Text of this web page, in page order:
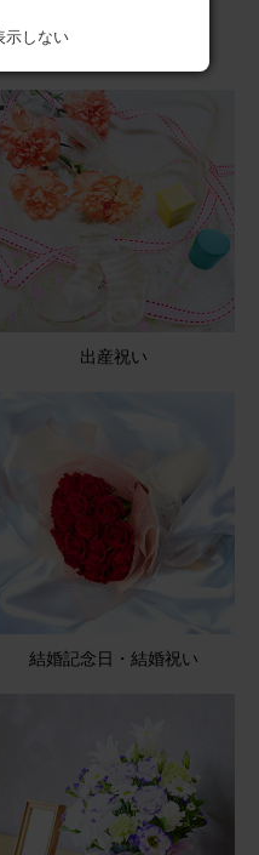
ったので懐かしく嬉しく
花アレンジメント
出産祝い
結婚記念日・結婚祝い
しない